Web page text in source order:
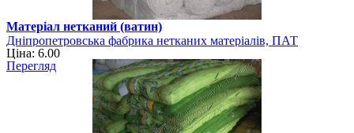
Матеріал нетканий (ватин)
Дніпропетровська фабрика нетканих матеріалів, ПАТ
Ціна: 6.00
Перегляд